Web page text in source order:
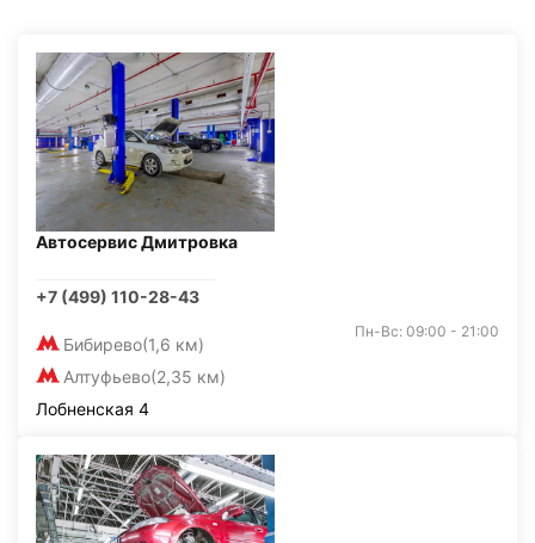
Автосервис Дмитровка
+7 (499) 110-28-43
Бибирево(1,6 км)
Алтуфьево(2,35 км)
Пн-Вс: 09:00 - 21:00
Лобненская 4